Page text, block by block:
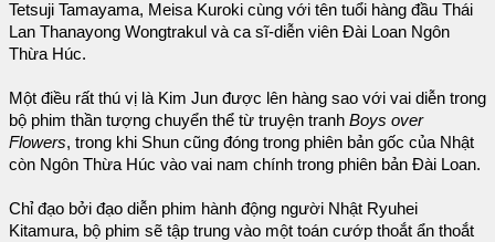
Tetsuji Tamayama, Meisa Kuroki cùng với tên tuổi hàng đầu Thái
Lan Thanayong Wongtrakul và ca sĩ-diễn viên Đài Loan Ngôn
Thừa Húc.
Một điều rất thú vị là Kim Jun được lên hàng sao với vai diễn trong
bộ phim thần tượng chuyển thể từ truyện tranh Boys over
Flowers, trong khi Shun cũng đóng trong phiên bản gốc của Nhật
còn Ngôn Thừa Húc vào vai nam chính trong phiên bản Đài Loan.
Chỉ đạo bởi đạo diễn phim hành động người Nhật Ryuhei
Kitamura, bộ phim sẽ tập trung vào một toán cướp thoắt ẩn thoắt